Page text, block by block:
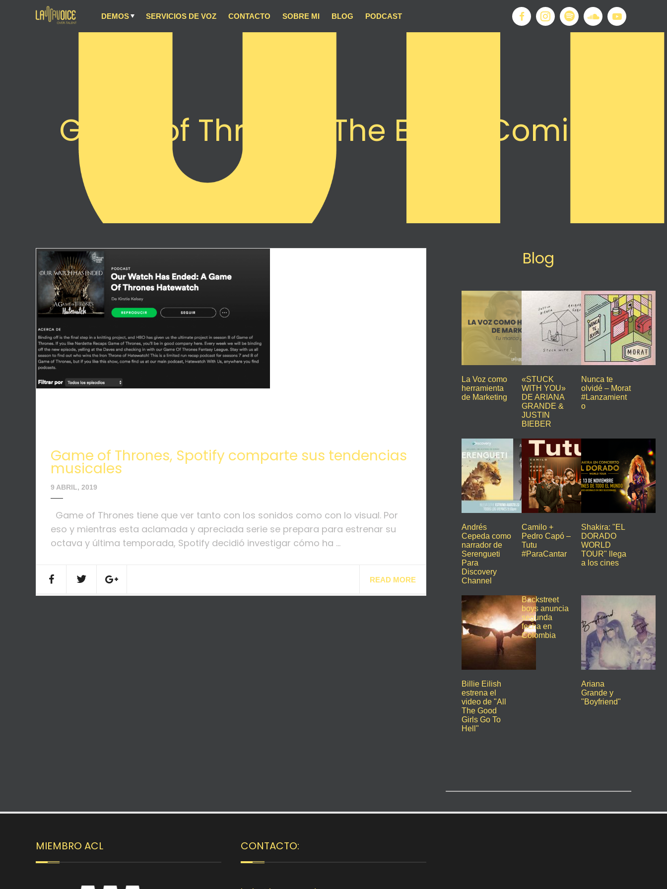
DEMOS SERVICIOS DE VOZ CONTACTO SOBRE MI BLOG PODCAST
Game of Thrones: The End Is Coming
Game of Thrones, Spotify comparte sus tendencias
musicales
9 ABRIL, 2019
Game of Thrones tiene que ver tanto con los sonidos como con lo visual. Por
eso y mientras esta aclamada y apreciada serie se prepara para estrenar su
octava y última temporada, Spotify decidió investigar cómo ha ...
READ MORE
Blog
La Voz como
herramienta
de Marketing
«STUCK
WITH YOU»
DE ARIANA
GRANDE &
JUSTIN
BIEBER
Nunca te
olvidé – Morat
#Lanzamient
o
Andrés
Cepeda como
narrador de
Serengueti
Para
Discovery
Channel
Camilo +
Pedro Capó –
Tutu
#ParaCantar
Shakira: "EL
DORADO
WORLD
TOUR" llega
a los cines
Billie Eilish
estrena el
video de "All
The Good
Girls Go To
Hell"
Backstreet
boys anuncia
segunda
fecha en
Colombia
Ariana
Grande y
"Boyfriend"
MIEMBRO ACL CONTACTO: